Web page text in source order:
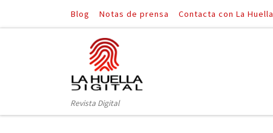
Saltar al contenido
Blog Notas de prensa Contacta con La Huella
Revista Digital